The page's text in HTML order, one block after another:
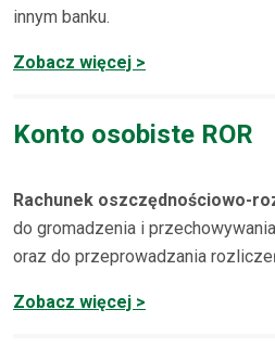
innym banku.
Zobacz więcej >
Konto osobiste ROR
Rachunek oszczędnościowo-
do gromadzenia i
oraz do przeprowadzania
Zobacz więcej >